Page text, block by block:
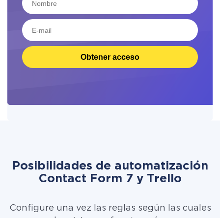
Obtener acceso
Posibilidades de automatización
Contact Form 7 y Trello
Configure una vez las reglas según las cuales